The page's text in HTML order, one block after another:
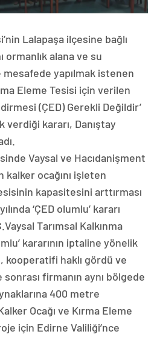
Lalapaşa ilçesine bağlı
ormanlık alana ve su
yapılmak istenen
Eleme Tesisi için verilen
(ÇED) Gerekli Değildir’
verdiği kararı, Danıştay
Vaysal ve Hacıdanişment
kalker ocağını işleten
kapasitesini arttırması
‘ÇED olumlu’ kararı
Tarımsal Kalkınma
kararının iptaline yönelik
kooperatifi haklı gördü ve
firmanın aynı bölgede
400 metre
Ocağı ve Kırma Eleme
için Edirne Valiliği’nce